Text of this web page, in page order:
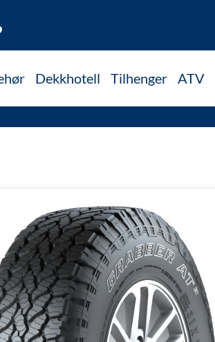
Dekkhotell Tilhenger ATV